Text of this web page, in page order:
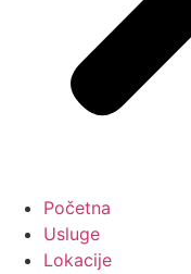
Početna
Usluge
Lokacije